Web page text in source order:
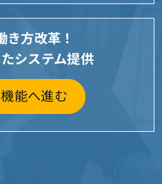
き方改革！
システム提供
能へ進む